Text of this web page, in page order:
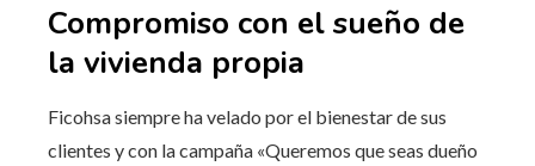
Compromiso con el sueño de
la vivienda propia
Ficohsa siempre ha velado por el bienestar de sus
clientes y con la campaña «Queremos que seas dueño